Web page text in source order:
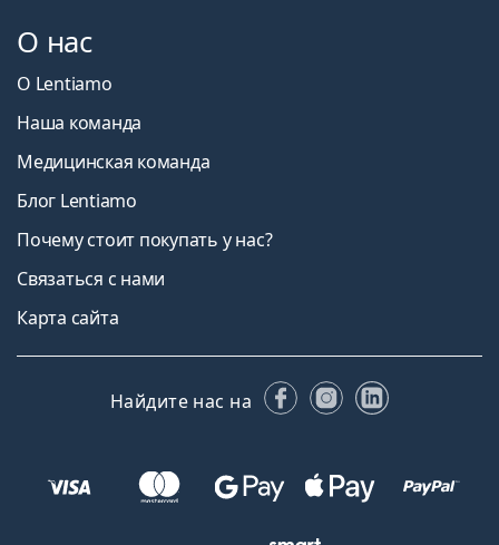
О нас
О Lentiamo
Наша команда
Медицинская команда
Блог Lentiamo
Почему стоит покупать у нас?
Связаться с нами
Карта сайта
Найдите нас на FacebookInstagram
LinkedIn